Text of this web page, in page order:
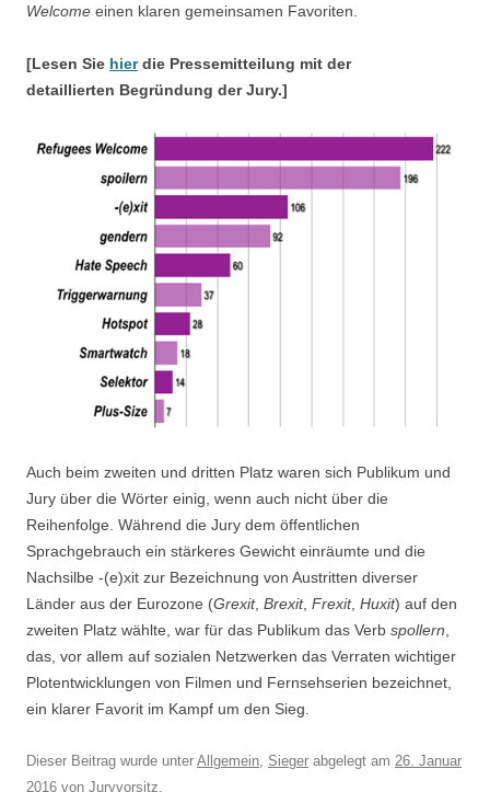
Welcome einen klaren gemeinsamen Favoriten.
[Lesen Sie hierdie Pressemitteilung mit der
detaillierten Begründung der Jury.]
Auch beim zweiten und dritten Platz waren sich Publikum und
Jury über die Wörter einig, wenn auch nicht über die
Reihenfolge. Während die Jury dem öffentlichen
Sprachgebrauch ein stärkeres Gewicht einräumte und die
Nachsilbe -(e)xit zur Bezeichnung von Austritten diverser
Länder aus der Eurozone (Grexit, Brexit, Frexit, Huxit) auf den
zweiten Platz wählte, war für das Publikum das Verb spollern
das, vor allem auf sozialen Netzwerken das Verraten wichtiger
Plotentwicklungen von Filmen und Fernsehserien bezeichnet,
ein klarer Favorit im Kampf um den Sieg.
Dieser Beitrag wurde unter Allgemein Sieger abgelegt am 26. Januar
2016 von Juryvorsitz